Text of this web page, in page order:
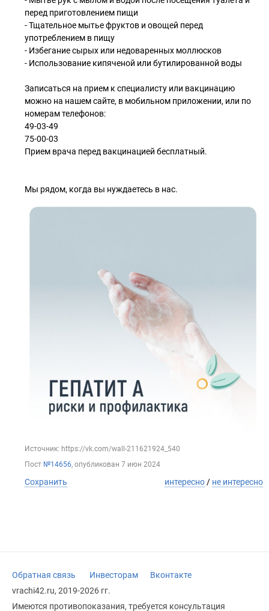
перед приготовлением пищи
- Тщательное мытье фруктов и овощей перед
употреблением в пищу
- Избегание сырых или недоваренных моллюсков
- Использование кипяченой или бутилированной воды
Записаться на прием к специалисту или вакцинацию
можно на нашем сайте, в мобильном приложении, или по
номерам телефонов:
49-03-49
75-00-03
Прием врача перед вакцинацией бесплатный.
Мы рядом, когда вы нуждаетесь в нас.
Источник: https://vk.com/wall-211621924_540
Пост №14656, опубликован 7 июн 2024
Сохранить интересно / не интересно
Обратная связь Инвесторам
Вконтакте
vrachi42.ru, 2019-2026 гг.
Имеются противопоказания, требуется консультация